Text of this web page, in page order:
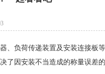
、负荷传递装置及安装连接板
了因安装不当造成的称量误差